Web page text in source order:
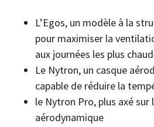
L’Egos, un modèle à la
pour maximiser la
aux journées les plus
Le Nytron, un casque
capable de réduire la
le Nytron Pro, plus axé sur
aérodynamique